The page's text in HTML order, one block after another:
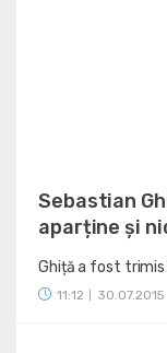
Sebastian
aparține și
Ghiță a fost
11:12 30.07.2015